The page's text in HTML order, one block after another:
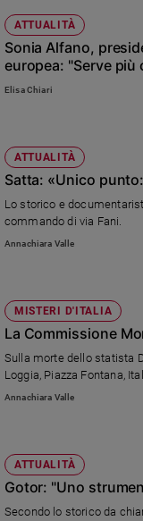
ATTUALITÀ
Sonia Alfano,
europea: "Serve
Elisa Chiari
ATTUALITÀ
Satta: «Unico
Lo storico e
commando di via Fani.
Annachiara Valle
MISTERI D'ITALIA
La Commissione
Sulla morte dello statista
Loggia, Piazza Fontana,
Annachiara Valle
ATTUALITÀ
Gotor: "Uno
Secondo lo storico da